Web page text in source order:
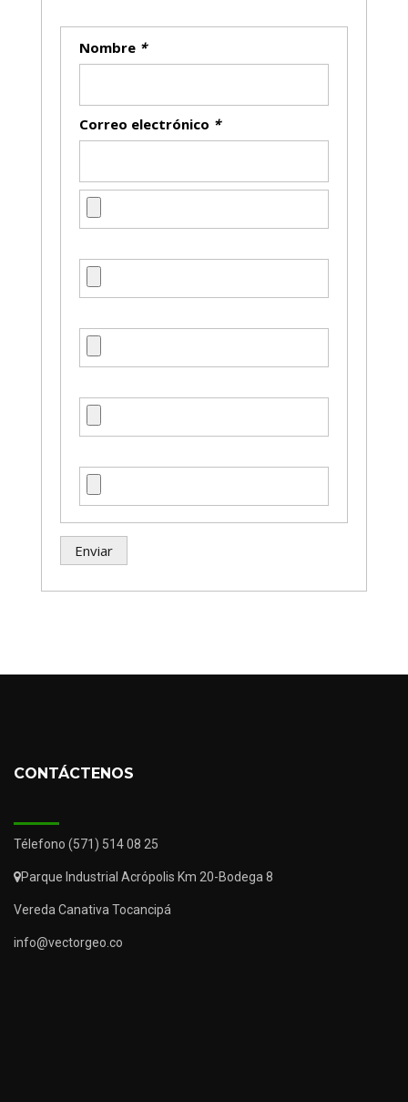
Nombre *
Correo electrónico *
CONTÁCTENOS
Télefono (571) 514 08 25
Parque Industrial Acrópolis Km 20-Bodega 8
Vereda Canativa Tocancipá
info@vectorgeo.co